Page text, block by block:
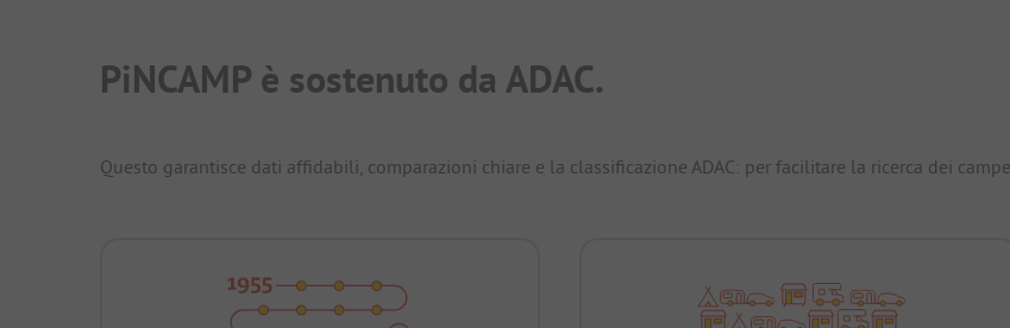
PiNCAMP è sostenuto da ADAC.
Questo garantisce dati affidabili, comparazioni chiare e la classificazione ADAC: per facilitare la ricerca dei